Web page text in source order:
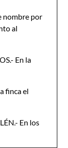
nombre por
al
En la
finca el
En los